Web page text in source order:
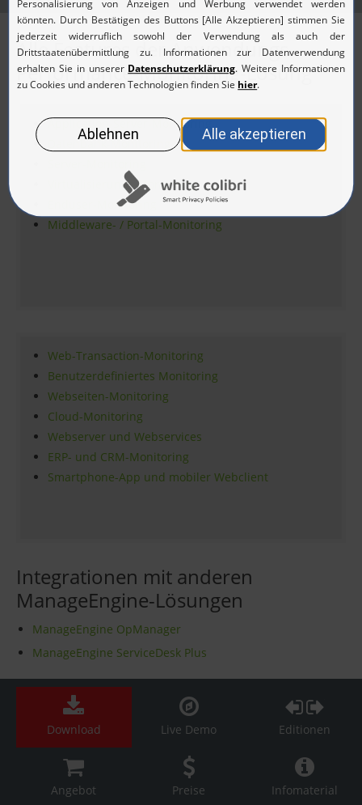
Alle Features der Anwendungs-
Performance-Monitoring-Lösung
Application-Server-Monitoring
Datenbank-Monitoring
Virtualisierungs-Monitoring
Enduser-Monitoring
Middleware- / Portal-Monitoring
Web-Transaction-Monitoring
Benutzerdefiniertes Monitoring
Webseiten-Monitoring
Cloud-Monitoring
Webserver und Webservices
ERP- und CRM-Monitoring
Smartphone-App und mobiler Webclient
Integrationen mit anderen
ManageEngine-Lösungen
ManageEngine OpManager
ManageEngine ServiceDesk Plus
Download Live Demo Editionen
Angebot Preise Infomaterial